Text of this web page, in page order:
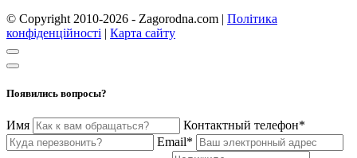
© Copyright 2010-2026 - Zagorodna.com | Політика
конфіденційності | Карта сайту
Появились вопросы?
Имя
Контактный телефон*
Email*